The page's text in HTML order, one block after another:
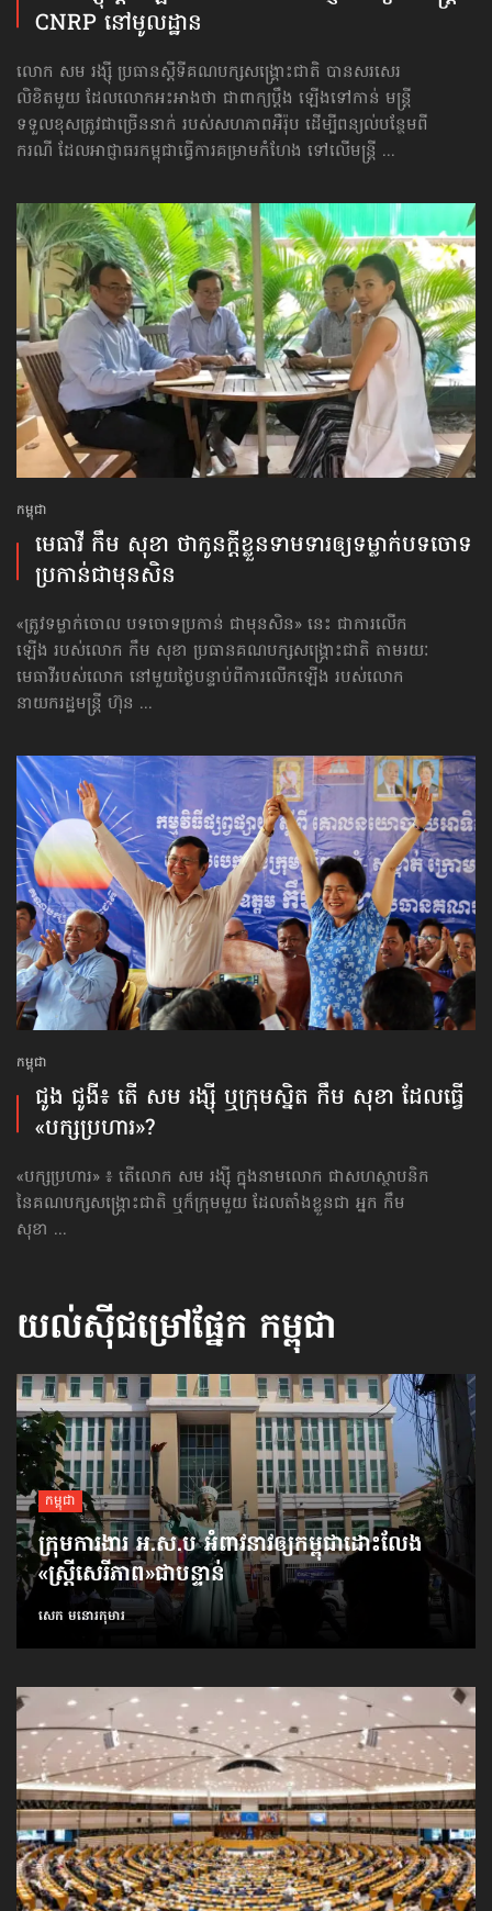
CNRP នៅ​មូលដ្ឋាន
លោក សម រង្ស៊ី ប្រធានស្ដីទីគណបក្សសង្គ្រោះជាតិ បានសរសេរ
លិខិតមួយ ដែលលោកអះអាងថា ជាពាក្យប្តឹង ឡើងទៅកាន់ មន្ត្រី
ទទួលខុសត្រូវជាច្រើននាក់ របស់សហភាពអឺរ៉ុប ដើម្បីពន្យល់បន្ថែមពី
ករណី ដែលអាជ្ញាធរកម្ពុជាធ្វើការគម្រាមកំហែង ទៅលើមន្ត្រី ...
កម្ពុជា
មេធាវី កឹម សុខា ថា​កូនក្ដី​ខ្លួន​ទាមទារ​ឲ្យ​ទម្លាក់​បទ​ចោទ​
ប្រកាន់​ជាមុន​សិន
«ត្រូវទម្លាក់ចោល បទចោទប្រកាន់ ជាមុនសិន» នេះ ជាការលើក
ឡើង របស់លោក កឹម សុខា ប្រធានគណបក្សសង្គ្រោះជាតិ តាមរយៈ
មេធាវីរបស់លោក នៅមួយថ្ងៃបន្ទាប់ពីការលើកឡើង របស់លោក
នាយករដ្ឋមន្ត្រី ហ៊ុន ...
កម្ពុជា
ជូង ជូងី៖ តើ​ សម រង្ស៊ី ឬ​ក្រុម​ស្និត កឹម សុខា ដែល​ធ្វើ​
«បក្ស​ប្រហារ»?
«បក្ស​ប្រហារ» ៖ តើលោក សម រង្ស៊ី ក្នុងនាមលោក ជាសហស្ថាបនិក
នៃគណបក្សសង្គ្រោះជាតិ ឬក៏ក្រុមមួយ ដែលតាំងខ្លួនជា អ្នក កឹម
សុខា ...
យល់ស៊ីជម្រៅផ្នែក កម្ពុជា
កម្ពុជា
ក្រុមការងារ អ.ស.ប អំពាវនាវ​ឲ្យកម្ពុជា​ដោះលែង​
«ស្ត្រីសេរីភាព»​ជាបន្ទាន់
សេក មនោរកុមារ